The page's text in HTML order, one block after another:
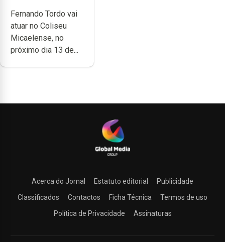
no Coliseu
Micaelense
Fernando Tordo vai
atuar no Coliseu
Micaelense, no
próximo dia 13 de...
Acerca do Jornal Estatuto editorial
Publicidade
Classificados
Contactos Ficha Técnica
Termos de uso
Política de Privacidade
Assinaturas